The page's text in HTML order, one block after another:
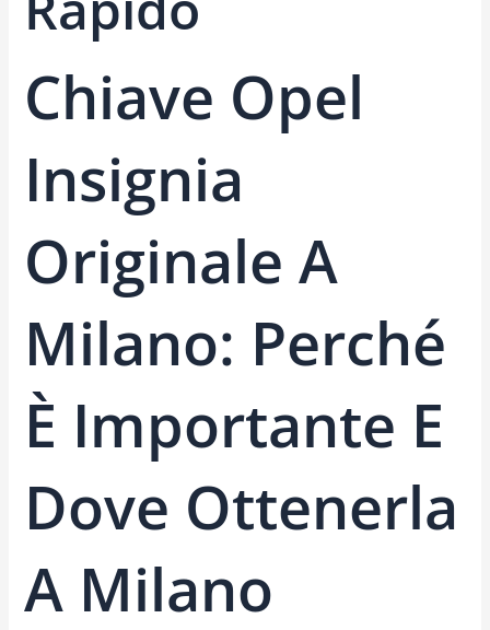
Chiave Opel
Insignia
Originale A
Milano: Perché
È Importante E
Dove Ottenerla
A Milano